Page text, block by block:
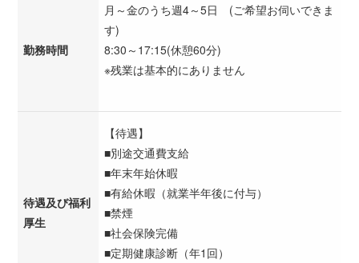
勤務時間
月～金のうち週4～5日 (ご希望お伺いできま
す)
8:30～17:15(休憩60分)
※残業は基本的にありません
待遇及び福利
厚生
【待遇】
■別途交通費支給
■年末年始休暇
■有給休暇（就業半年後に付与）
■禁煙
■社会保険完備
■定期健康診断（年1回）